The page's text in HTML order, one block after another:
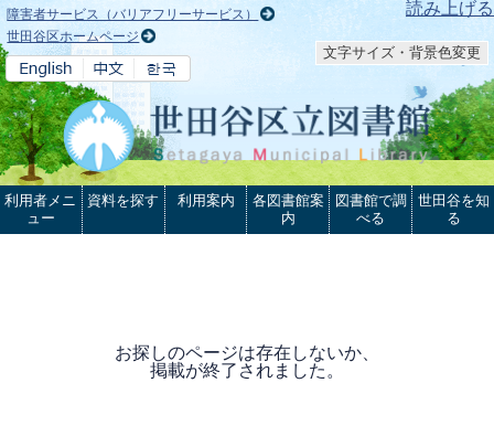
本文へ 読み上げる
障害者サービス（バリアフリーサービス）
世田谷区ホームページ
文字サイズ・背景色変更
利用者メニ
ュー
資料を探す 利用案内
各図書館案
内
図書館で調
べる
世田谷を知
る
お探しのページは存在しないか、
掲載が終了されました。